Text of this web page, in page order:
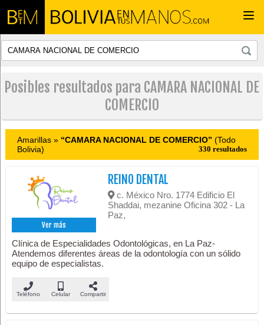
Posibles resultados para CAMARA NACIONAL DE
COMERCIO
Amarillas » “CAMARA NACIONAL DE COMERCIO” (Todo
Bolivia)
330 resultados
Ver más
REINO DENTAL
c. México Nro. 1774 Edificio El
Shaddai, mezanine Oficina 302 - La
Paz,
Clínica de Especialidades Odontológicas, en La Paz-
Atendemos diferentes áreas de la odontología con un sólido
equipo de especialistas.
Teléfono Celular Compartir